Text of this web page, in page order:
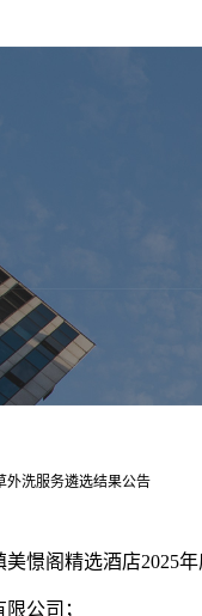
外洗服务遴选结果公告
憬阁精选酒店2025
公司；